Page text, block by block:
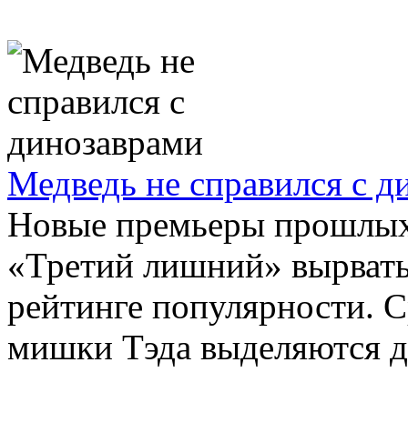
Медведь не справился с
Новые премьеры
«Третий лишний»
рейтинге популярности.
мишки Тэда выделяются